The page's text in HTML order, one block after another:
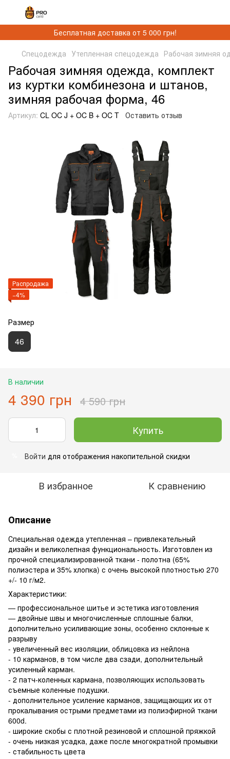
Бесплатная доставка от 5 000 грн!
Спецодежда Утепленная спецодежда Рабочая зимняя
Рабочая зимняя одежда, комплект
из куртки комбинезона и штанов,
зимняя рабочая форма, 46
Артикул: CL OC J + OC B + OC T Оставить отзыв
Распродажа
−4%
Размер
46
В наличии
4 390 грн 4 590 грн
Купить
Войти для отображения накопительной скидки
В избранное К сравнению
Описание
Специальная одежда утепленная – привлекательный
дизайн и великолепная функциональность. Изготовлен из
прочной специализированной ткани - полотна (65%
полиэстера и 35% хлопка) с очень высокой плотностью 270
+/- 10 г/м2.
Характеристики:
— профессиональное шитье и эстетика изготовления
— двойные швы и многочисленные сплошные балки,
дополнительно усиливающие зоны, особенно склонные к
разрыву
- увеличенный вес изоляции, облицовка из нейлона
- 10 карманов, в том числе два сзади, дополнительный
усиленный карман.
- 2 патч-коленных кармана, позволяющих использовать
съемные коленные подушки.
- дополнительное усиление карманов, защищающих их от
прокалывания острыми предметами из полиэфирной ткани
600d.
- широкие скобы с плотной резиновой и сплошной пряжкой
- очень низкая усадка, даже после многократной промывки
- стабильность цвета